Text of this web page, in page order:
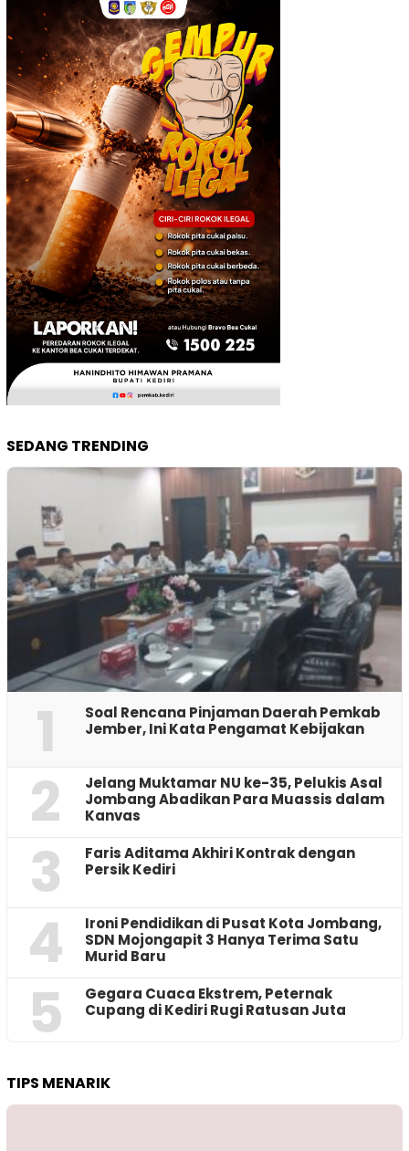
SEDANG TRENDING
1
‎Soal Rencana Pinjaman Daerah Pemkab
Jember, Ini Kata Pengamat Kebijakan ‎
2
Jelang Muktamar NU ke-35, Pelukis Asal
Jombang Abadikan Para Muassis dalam
Kanvas
3
Faris Aditama Akhiri Kontrak dengan
Persik Kediri
4
Ironi Pendidikan di Pusat Kota Jombang,
SDN Mojongapit 3 Hanya Terima Satu
Murid Baru
5
‎Gegara Cuaca Ekstrem, Peternak
Cupang di Kediri Rugi Ratusan Juta
TIPS MENARIK